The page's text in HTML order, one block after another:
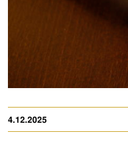
4.12.2025